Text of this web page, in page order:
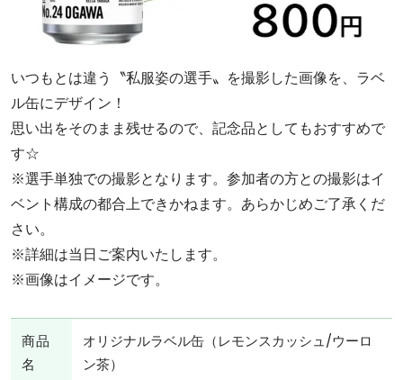
いつもとは違う〝私服姿の選手〟を撮影した画像を、ラベ
ル缶にデザイン！
思い出をそのまま残せるので、記念品としてもおすすめで
す☆
※選手単独での撮影となります。参加者の方との撮影はイ
ベント構成の都合上できかねます。あらかじめご了承くだ
さい。
※詳細は当日ご案内いたします。
※画像はイメージです。
商品
名
オリジナルラベル缶（レモンスカッシュ/ウーロ
ン茶）